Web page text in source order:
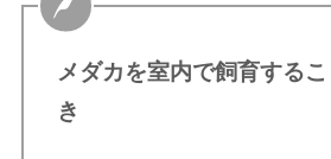
メダカを室内で飼育する
き